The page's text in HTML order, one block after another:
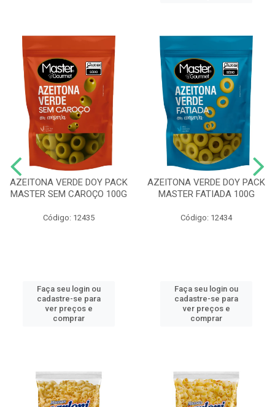
AZEITONA VERDE DOY PACK
MASTER SEM CAROÇO 100G
Código: 12435
Faça seu login ou
cadastre-se para
ver preços e
comprar
AZEITONA VERDE DOY PACK
MASTER FATIADA 100G
Código: 12434
Faça seu login ou
cadastre-se para
ver preços e
comprar